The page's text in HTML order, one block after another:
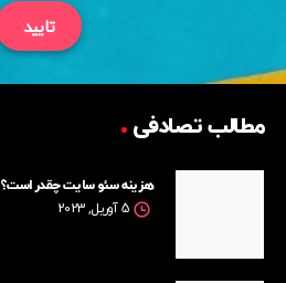
تایید
مطالب تصادفی
هزینه سئو سایت چقدر است؟
5 آوریل, 2023